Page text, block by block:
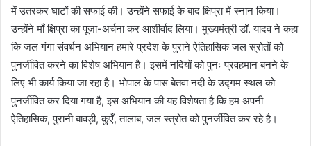
में उतरकर घाटों की सफाई की। उन्होंने सफाई के बाद क्षिप्रा में स्नान किया।
उन्होंने माँ क्षिप्रा का पूजा-अर्चना कर आशीर्वाद लिया। मुख्यमंत्री डॉ. यादव ने कहा
कि जल गंगा संवर्धन अभियान हमारे प्रदेश के पुराने ऐतिहासिक जल स्रोतों को
पुनर्जीवित करने का विशेष अभियान है। इसमें नदियों को पुनः प्रवहमान बनने के
लिए भी कार्य किया जा रहा है। भोपाल के पास बेतवा नदी के उद्गम स्थल को
पुनर्जीवित कर दिया गया है, इस अभियान की यह विशेषता है कि हम अपनी
ऐतिहासिक, पुरानी बावड़ी, कुएँ, तालाब, जल स्त्रोत को पुनर्जीवित कर रहे है।